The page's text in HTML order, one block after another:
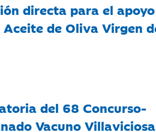
directa para el
Aceite de Oliva Virgen
del 68 Concurso-
Vacuno